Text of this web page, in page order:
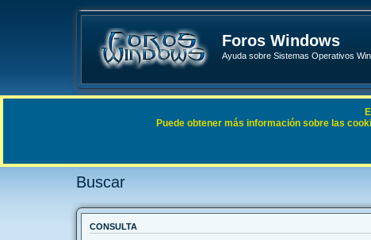
Foros Windows
Ayuda sobre Sistemas Operativos
Enlaces rápidos FAQ
Buscar
CONSULTA
Puede obtener más información sobre las